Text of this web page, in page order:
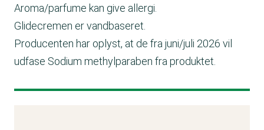
Aroma/parfume kan give allergi.
Glidecremen er vandbaseret.
Producenten har oplyst, at de fra juni/juli 2026 vil
udfase Sodium methylparaben fra produktet.